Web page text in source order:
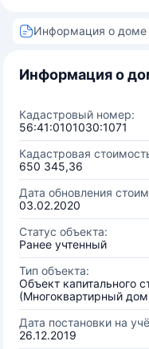
Информация о доме
Информация о
Кадастровый номер:
56:41:0101030:1071
Кадастровая
650 345,36
Дата обновления
03.02.2020
Статус объекта:
Ранее учтенный
Тип объекта:
Объект капитального
(Многоквартирный
Дата постановки на
26.12.2019